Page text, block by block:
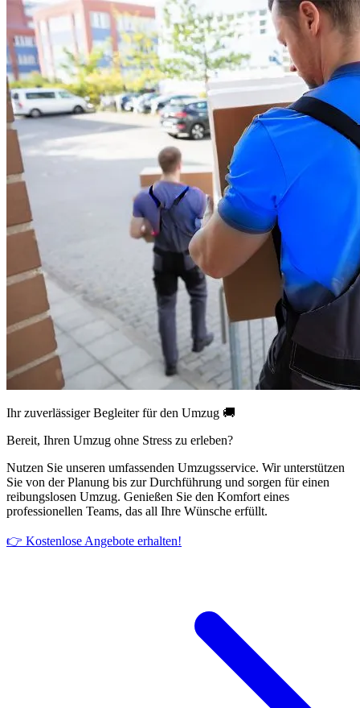
Ihr zuverlässiger Begleiter für den Umzug 🚚
Bereit, Ihren Umzug ohne Stress zu erleben?
Nutzen Sie unseren umfassenden Umzugsservice. Wir unterstützen
Sie von der Planung bis zur Durchführung und sorgen für einen
reibungslosen Umzug. Genießen Sie den Komfort eines
professionellen Teams, das all Ihre Wünsche erfüllt.
👉 Kostenlose Angebote erhalten!